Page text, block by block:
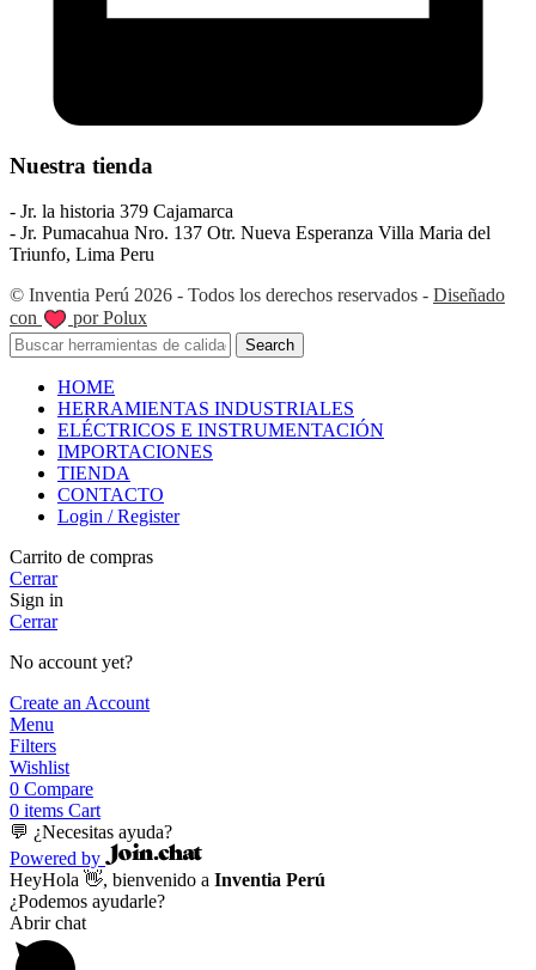
Nuestra tienda
- Jr. la historia 379 Cajamarca
- Jr. Pumacahua Nro. 137 Otr. Nueva Esperanza Villa Maria del
Triunfo, Lima Peru
© Inventia Perú 2026 - Todos los derechos reservados - Diseñado
con
por Polux
Search
HOME
HERRAMIENTAS INDUSTRIALES
ELÉCTRICOS E INSTRUMENTACIÓN
IMPORTACIONES
TIENDA
CONTACTO
Login / Register
Carrito de compras
Cerrar
Sign in
Cerrar
No account yet?
Create an Account
Menu
Filters
Wishlist
0 Compare
0 items Cart
💬 ¿Necesitas ayuda?
Powered by
HeyHola 👋, bienvenido a Inventia Perú
¿Podemos ayudarle?
Abrir chat